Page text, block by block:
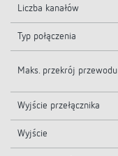
Liczba kanałów
Typ połączenia
Maks. przekrój przewodu
Wyjście przełącznika
Wyjście